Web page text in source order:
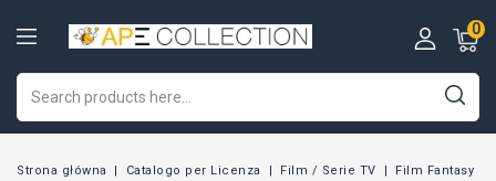
0
Strona główna Catalogo per Licenza Film / Serie TV
Film Fantasy